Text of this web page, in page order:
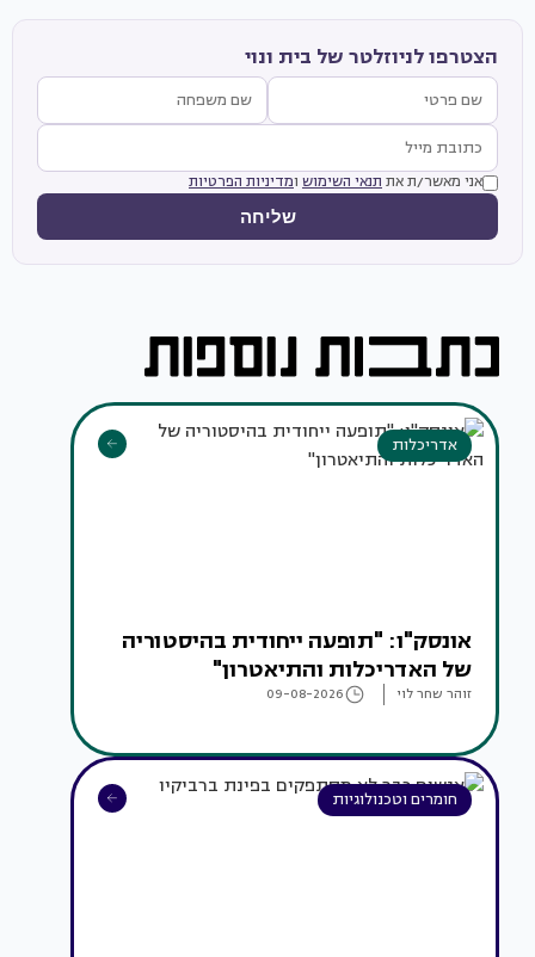
הצטרפו לניוזלטר של בית ונוי
אני מאשר/ת את תנאי השימוש ומדיניות הפרטיות
שליחה
אדריכלות
אונסק"ו: "תופעה ייחודית בהיסטוריה
של האדריכלות והתיאטרון"
זוהר שחר לוי 09-08-2026
חומרים וטכנולוגיות